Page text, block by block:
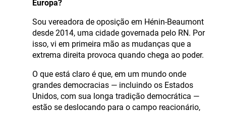
Europa?
Sou vereadora de oposição em Hénin-Beaumont
desde 2014, uma cidade governada pelo RN. Por
isso, vi em primeira mão as mudanças que a
extrema direita provoca quando chega ao poder.
O que está claro é que, em um mundo onde
grandes democracias — incluindo os Estados
Unidos, com sua longa tradição democrática —
estão se deslocando para o campo reacionário,